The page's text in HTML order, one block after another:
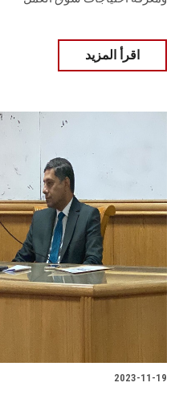
اقرأ المزيد
2023-11-19